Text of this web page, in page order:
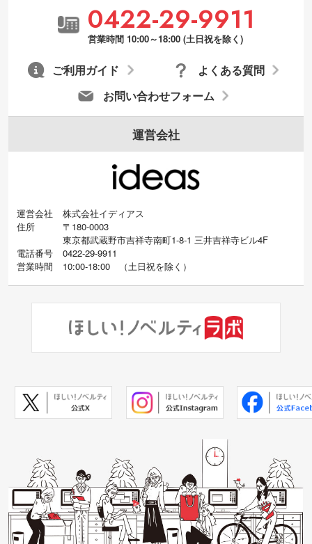
0422-29-9911
営業時間 10:00～18:00 (土日祝を除く)
お問い合わせフォーム
よくある質問
ご利用ガイド
運営会社
運営会社
株式会社イディアス
住所
〒180-0003
東京都武蔵野市吉祥寺南町1-8-1 三井吉祥寺ビル4F
電話番号
0422-29-9911
営業時間
10:00-18:00 （土日祝を除く）